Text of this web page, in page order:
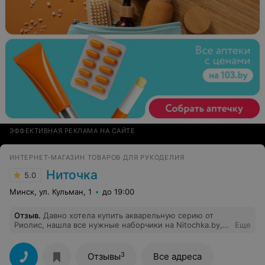
ЭФФЕКТИВНАЯ РЕКЛАМА НА САЙТЕ
ИНТЕРНЕТ-МАГАЗИН ТОВАРОВ ДЛЯ РУКОДЕЛИЯ
5.0 Ниточка
Минск, ул. Кульман, 1 до 19:00
Отзыв. Давно хотела купить акварельную серию от
Риолис, нашла все нужные наборчики на Nitochka.by,
Привезли быстро, в подарок оставили каталог и
скидочку на следующую покупку. Очень приятное
впечатление!
Еще
Отзывы3 Все адреса